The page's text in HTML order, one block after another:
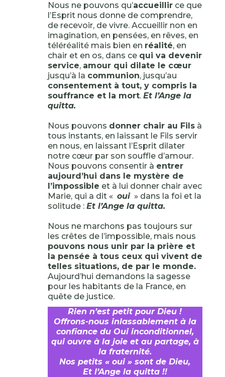
Nous ne pouvons qu’accueillirce que
l’Esprit nous donne de comprendre,
de recevoir, de vivre. Accueillir non en
imagination, en pensées, en rêves, en
téléréalité mais bien en réalité, en
chair et en os, dans ce qui va devenir
service, amour qui dilate le cœur
jusqu’à la communion, jusqu’au
consentement à tout, y compris la
souffrance et la mort. Et l’Ange la
quitta.
Nous pouvons donner chair au Filsà
tous instants, en laissant le Fils servir
en nous, en laissant l’Esprit dilater
notre cœur par son souffle d’amour.
Nous pouvons consentir à entrer
aujourd’hui dans le mystère de
l’impossible et à lui donner chair avec
Marie, qui a dit « oui » dans la foi et la
solitude : Et l’Ange la quitta.
Nous ne marchons pas toujours sur
les crêtes de l’impossible, mais nous
pouvons nous unir par la prière et
la pensée à tous ceux qui vivent de
telles situations, de par le monde.
Aujourd’hui demandons la sagesse
pour les habitants de la France, en
quête de justice.
Rien n’est petit pour Dieu !
Offrons-nous inlassablement à la
confiance du Oui inconditionnel,
qui ouvre à la joie et au partage, à
la fraternité.
Nos petits « oui » sont de Dieu,
Et l’Ange la quitta !!